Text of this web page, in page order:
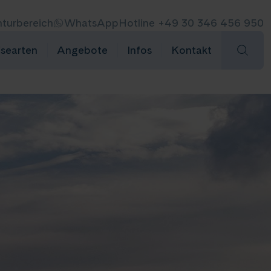
WhatsAppHotline +49 30 346 456 950
Angebote Infos Kontakt